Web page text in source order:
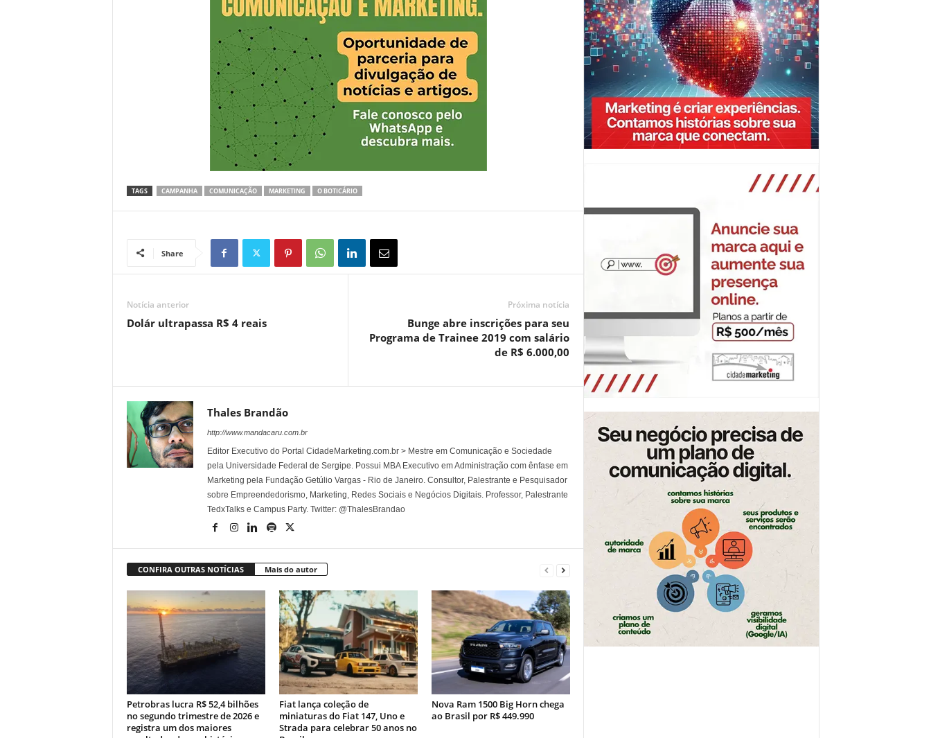
TAGS CAMPANHA COMUNICAÇÃO MARKETING O BOTICÁRIO
Share
Notícia anterior
Dolár ultrapassa R$ 4 reais
Próxima notícia
Bunge abre inscrições para seu
Programa de Trainee 2019 com salário
de R$ 6.000,00
Thales Brandão
http://www.mandacaru.com.br
Editor Executivo do Portal CidadeMarketing.com.br > Mestre em Comunicação e Sociedade
pela Universidade Federal de Sergipe. Possui MBA Executivo em Administração com ênfase em
Marketing pela Fundação Getúlio Vargas - Rio de Janeiro. Consultor, Palestrante e Pesquisador
sobre Empreendedorismo, Marketing, Redes Sociais e Negócios Digitais. Professor, Palestrante
TedxTalks e Campus Party. Twitter: @ThalesBrandao
CONFIRA OUTRAS NOTÍCIAS Mais do autor
Petrobras lucra R$ 52,4 bilhões
no segundo trimestre de 2026 e
registra um dos maiores
Fiat lança coleção de
miniaturas do Fiat 147, Uno e
Strada para celebrar 50 anos no
Nova Ram 1500 Big Horn chega
ao Brasil por R$ 449.990